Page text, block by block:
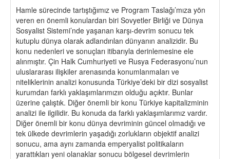
Hamle sürecinde tartıştığımız ve Program Taslağı’mıza yön
veren en önemli konulardan biri Sovyetler Birliği ve Dünya
Sosyalist Sistemi’nde yaşanan karşı-devrim sonucu tek
kutuplu dünya olarak adlandırılan dünyanın analizidir. Bu
konu nedenleri ve sonuçları itibarıyla derinlemesine ele
alınmıştır. Çin Halk Cumhuriyeti ve Rusya Federasyonu’nun
uluslararası ilişkiler arenasında konumlanmaları ve
niteliklerinin analizi konusunda Türkiye’deki bir dizi sosyalist
kurumdan farklı yaklaşımlarımızın olduğu açıktır. Bunlar
üzerine çalıştık. Diğer önemli bir konu Türkiye kapitalizminin
analizi ile ilgilidir. Bu konuda da farklı yaklaşımlarımız vardır.
Diğer önemli bir konu dünya devriminin güncel olmadığı ve
tek ülkede devrimlerin yaşadığı zorlukların objektif analizi
sonucu, ama aynı zamanda emperyalist politikaların
yarattıkları yeni olanaklar sonucu bölgesel devrimlerin